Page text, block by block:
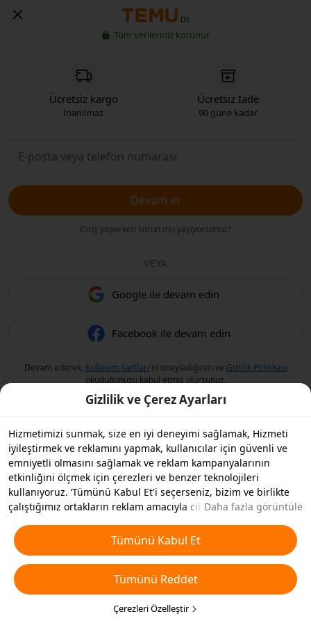
DE
Tüm verileriniz korunur
Ücretsiz kargo
İnanılmaz
Ücretsiz İade
90 güne kadar
Devam et
Giriş yaparken sorun mu yaşıyorsunuz?
VEYA
Google ile devam edin
Facebook ile devam edin
Devam ederek, Kullanım Şartları'nı onayladığınızı ve Gizlilik Politikası
okuduğunuzu kabul etmiş olursunuz.
Gizlilik ve Çerez Ayarları
Hizmetimizi sunmak, size en iyi deneyimi sağlamak, Hizmeti
iyileştirmek ve reklamını yapmak, kullanıcılar için güvenli ve
emniyetli olmasını sağlamak ve reklam kampanyalarının
etkinliğini ölçmek için çerezleri ve benzer teknolojileri
kullanıyoruz. ‘Tümünü Kabul Et'i seçerseniz, bizim ve birlikte
çalıştığımız ortakların reklam amacıyla cihazınızda çerezleri ve
Ayrıca, temel olmayan çerezlerin ’Tümünü Reddedebilir' veya
aşağıdaki ’Çerezleri Özelleştir'i tıklayarak veya gizlilik
ayarlarınızda istediğiniz zaman hangi çerez türlerini kabul
etmek veya devre dışı bırakmak istediğinizi seçebilirsiniz. Daha
fazla detay içinÇerezler ve Benzer Teknolojiler Politikamıza
Daha fazla görüntüle
Tümünü Kabul Et
Tümünü Reddet
Çerezleri Özelleştir